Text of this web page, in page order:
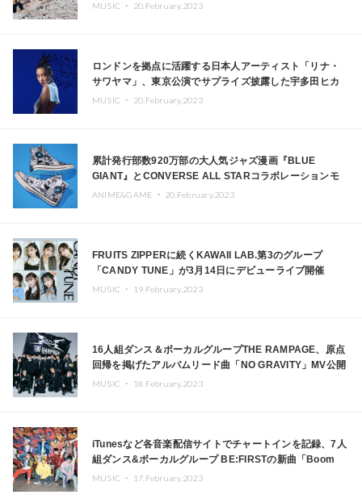
MUSIC ・ 20.February.2023
ロンドンを拠点に活躍する日本人アーティスト「リナ・
サワヤマ」、東京公演でサプライズ披露した宇多田ヒカ
ル「First Love」カバ－歌唱映像公開
MUSIC ・ 20.February.2023
累計発行部数920万部の大人気ジャズ漫画『BLUE
GIANT』とCONVERSE ALL STARコラボレーションモ
デルが登場
ANIME&GAME ・ 20.February.2023
FRUITS ZIPPERに続くKAWAII LAB.第3のグループ
「CANDY TUNE」が3月14日にデビューライブ開催
MUSIC ・ 19.February.2023
16人組ダンス＆ボーカルグループTHE RAMPAGE、原点
回帰を掲げたアルバムリード曲「NO GRAVITY」MV公開
MUSIC ・ 18.February.2023
iTunesなど各音楽配信サイトでチャートインを記録、7人
組ダンス&ボーカルグループ BE:FIRSTの新曲「Boom
Boom Back」のMVが公開
MUSIC ・ 17.February.2023